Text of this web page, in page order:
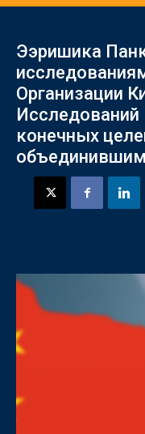
Ээришика
Организации
конечных
объединившим